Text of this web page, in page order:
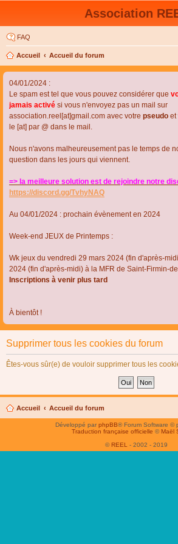
Association
FAQ
Accueil Accueil du forum
04/01/2024 :
Le spam est tel que vous pouvez considérer que
jamais activé si vous n'envoyez pas un mail sur
association.reel[at]gmail.com avec votre pseudo et
le [at] par @ dans le mail.
Nous n'avons malheureusement pas le temps de
question dans les jours qui viennent.
=> la meilleure solution est de rejoindre notre
https://discord.gg/TvhyNAQ
Au 04/01/2024 : prochain évènement en 2024
Week-end JEUX de Printemps :
Wk jeux du vendredi 29 mars 2024 (fin d'après-
2024 (fin d'après-midi) à la MFR de Saint-Firmin-
Inscriptions à venir plus tard
À bientôt !
Supprimer tous les cookies du forum
Êtes-vous sûr(e) de vouloir supprimer tous les
Accueil Accueil du forum
Développé parphpBB® Forum Software ©
Traduction française officielle © Maël
© REEL - 2002 - 2019